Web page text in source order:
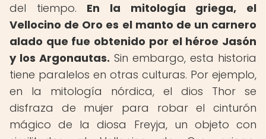
del tiempo. En la mitología griega, el
Vellocino de Oro es el manto de un carnero
alado que fue obtenido por el héroe Jasón
y los Argonautas. Sin embargo, esta historia
tiene paralelos en otras culturas. Por ejemplo,
en la mitología nórdica, el dios Thor se
disfraza de mujer para robar el cinturón
mágico de la diosa Freyja, un objeto con